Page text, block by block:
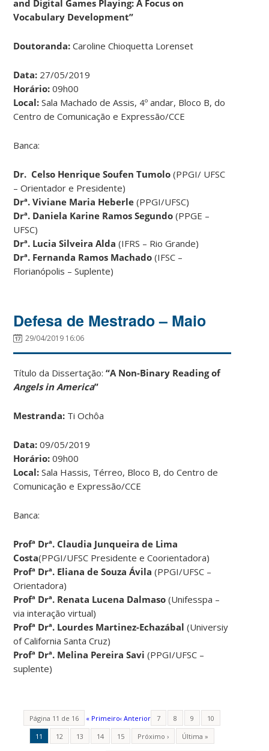
and Digital Games Playing: A Focus on
Vocabulary Development”
Doutoranda:Caroline Chioquetta Lorenset
Data: 27/05/2019
Horário:09h00
Local:Sala Machado de Assis, 4º andar, Bloco B, do
Centro de Comunicação e Expressão/CCE
Banca:
Dr. Celso Henrique Soufen Tumolo (PPGI/ UFSC
– Orientador e Presidente)
Drª. Viviane Maria Heberle(PPGI/UFSC)
Drª. Daniela Karine Ramos Segundo(PPGE –
UFSC)
Drª. Lucia Silveira Alda(IFRS – Rio Grande)
Drª. Fernanda Ramos Machado(IFSC –
Florianópolis – Suplente)
Defesa de Mestrado – Maio
29/04/2019 16:06
Título da Dissertação:“A Non-Binary Reading of
Angels in America”
Mestranda: Ti Ochôa
Data:09/05/2019
Horário:09h00
Local:Sala Hassis, Térreo, Bloco B, do Centro de
Comunicação e Expressão/CCE
Banca:
Profª Drª. Claudia Junqueira de Lima
Costa(PPGI/UFSC Presidente e Coorientadora)
Profª Drª. Eliana de Souza Ávila (PPGI/UFSC –
Orientadora)
Profª Drª. Renata Lucena Dalmaso (Unifesspa –
via interação virtual)
Profª Drª. Lourdes Martinez-Echazábal(Universiy
of California Santa Cruz)
Profª Drª. Melina Pereira Savi(PPGI/UFSC –
suplente)
Página 11 de 16 « Primeiro‹ Anterior 7 8 9
10
11
12 13 14 15 Próximo › Última »